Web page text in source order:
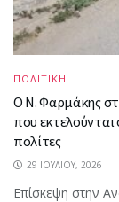
ΠΟΛΙΤΙΚΗ
Ο Ν. Φαρμάκης
που εκτελούνται
πολίτες
29 ΙΟΥΛΊΟΥ, 2026
Επίσκεψη στην